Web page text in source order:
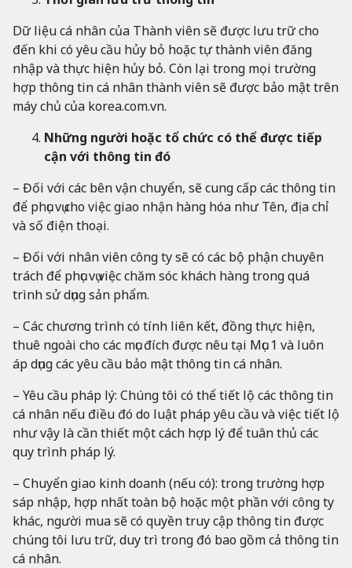
Dữ liệu cá nhân của Thành viên sẽ được lưu trữ cho
đến khi có yêu cầu hủy bỏ hoặc tự thành viên đăng
nhập và thực hiện hủy bỏ. Còn lại trong mọi trường
hợp thông tin cá nhân thành viên sẽ được bảo mật trên
máy chủ của korea.com.vn.
Những người hoặc tổ chức có thể được tiếp
cận với thông tin đó
– Đối với các bên vận chuyển, sẽ cung cấp các thông tin
để phục vụ cho việc giao nhận hàng hóa như Tên, địa chỉ
và số điện thoại.
– Đối với nhân viên công ty sẽ có các bộ phận chuyên
trách để phục vụ việc chăm sóc khách hàng trong quá
trình sử dụng sản phẩm.
– Các chương trình có tính liên kết, đồng thực hiện,
thuê ngoài cho các mục đích được nêu tại Mục 1 và luôn
áp dụng các yêu cầu bảo mật thông tin cá nhân.
– Yêu cầu pháp lý: Chúng tôi có thể tiết lộ các thông tin
cá nhân nếu điều đó do luật pháp yêu cầu và việc tiết lộ
như vậy là cần thiết một cách hợp lý để tuân thủ các
quy trình pháp lý.
– Chuyển giao kinh doanh (nếu có): trong trường hợp
sáp nhập, hợp nhất toàn bộ hoặc một phần với công ty
khác, người mua sẽ có quyền truy cập thông tin được
chúng tôi lưu trữ, duy trì trong đó bao gồm cả thông tin
cá nhân.